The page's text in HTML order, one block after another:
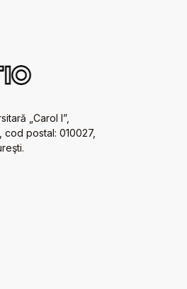
„Carol I”,
cod postal: 010027,